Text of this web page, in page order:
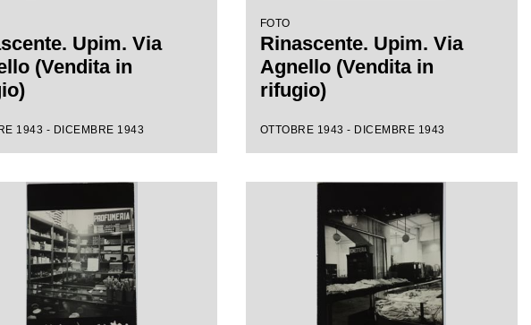
Upim. Via
(Vendita in
1943 - DICEMBRE 1943
FOTO
Rinascente. Upim. Via
Agnello (Vendita in
rifugio)
OTTOBRE 1943 - DICEMBRE 1943